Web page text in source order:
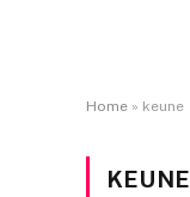
Home » keune
KEUNE